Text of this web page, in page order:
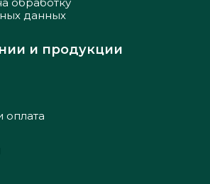
данных
оплата
и продукции